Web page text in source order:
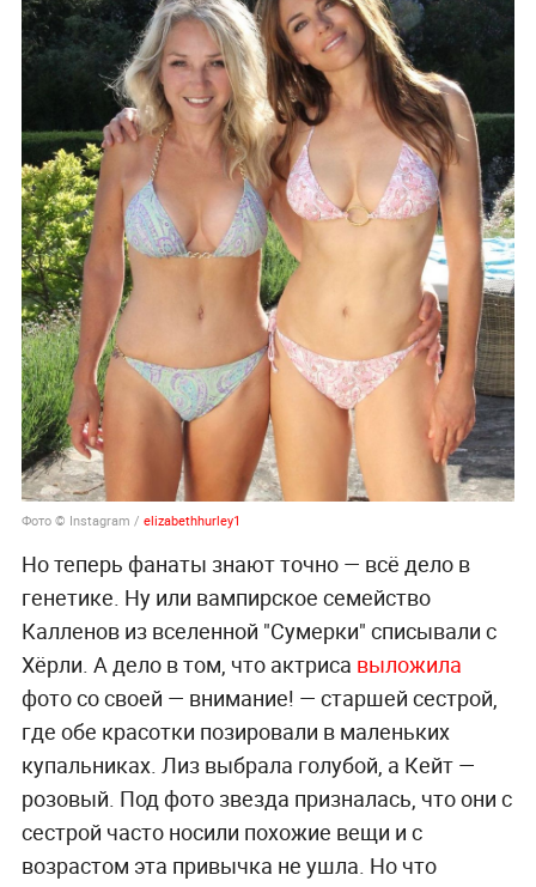
Фото © Instagram / elizabethhurley1
Но теперь фанаты знают точно — всё дело в
генетике. Ну или вампирское семейство
Калленов из вселенной "Сумерки" списывали с
Хёрли. А дело в том, что актриса выложила
фото со своей — внимание! — старшей сестрой,
где обе красотки позировали в маленьких
купальниках. Лиз выбрала голубой, а Кейт —
розовый. Под фото звезда призналась, что они с
сестрой часто носили похожие вещи и с
возрастом эта привычка не ушла. Но что